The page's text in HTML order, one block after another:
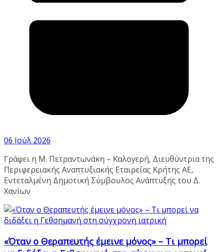
06 Ιούλ 2026
Γράφει η Μ. Πετραντωνάκη – Καλογερή, Διευθύντρια της
Περιφερειακής Αναπτυξιακής Εταιρείας Κρήτης ΑΕ,
Εντεταλμένη Δημοτική Σύμβουλος Ανάπτυξης του Δ.
Χανίων
«Όταν ο Θεραπευτής έμεινε μόνος» – Τι μπορεί